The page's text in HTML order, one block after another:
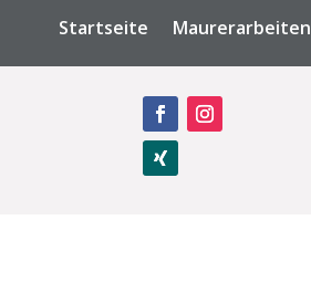
Startseite Maurerarbeiten